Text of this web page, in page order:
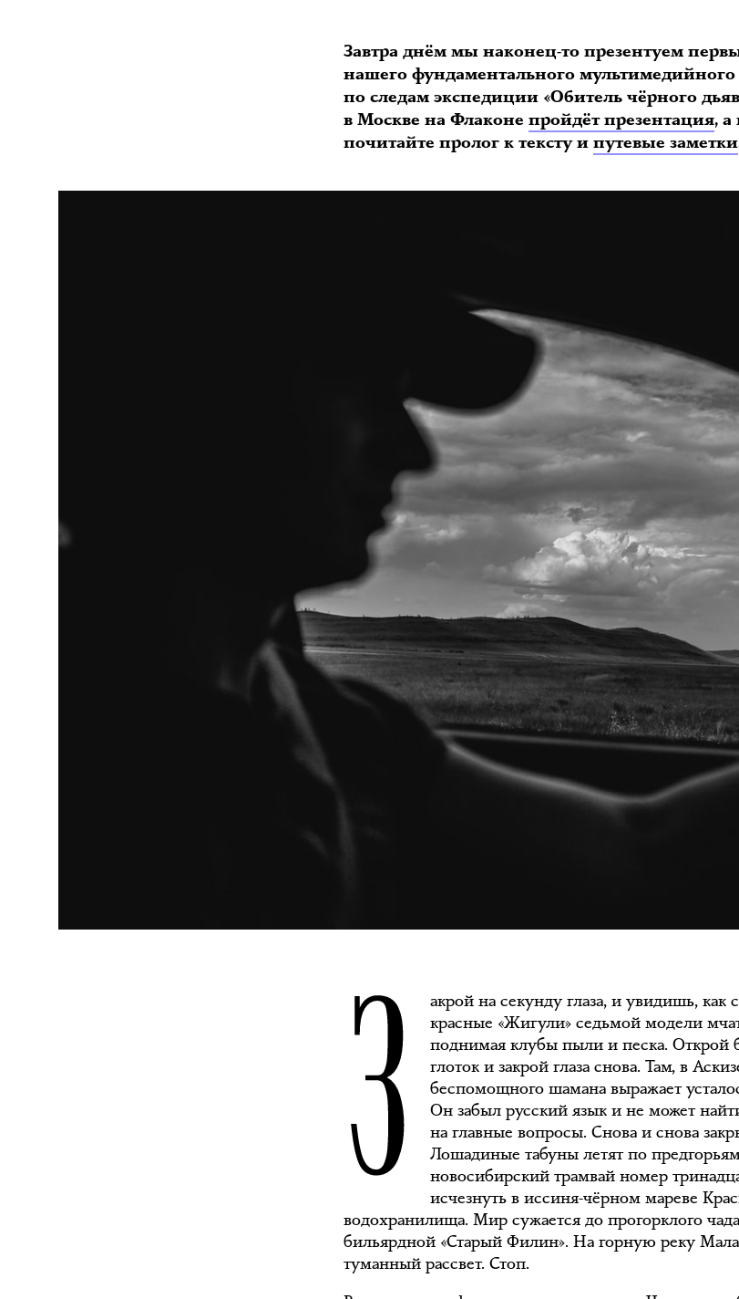
Завтра днём мы наконец-то презентуем
нашего фундаментального мультимедийного
по следам экспедиции «Обитель чёрного
в Москве на Флаконепройдёт презентация, а
почитайте пролог к тексту ипутевые заметки
З
акрой на секунду глаза, и увидишь, как
красные «Жигули» седьмой модели
поднимая клубы пыли и песка. Открой
глоток и закрой глаза снова. Там, в
беспомощного шамана выражает
Он забыл русский язык и не может
на главные вопросы. Снова и снова
Лошадиные табуны летят по
новосибирский трамвай номер
исчезнуть в иссиня-чёрном мареве
водохранилища. Мир сужается до прогорклого
бильярдной «Старый Филин». На горную реку
туманный рассвет. Стоп.